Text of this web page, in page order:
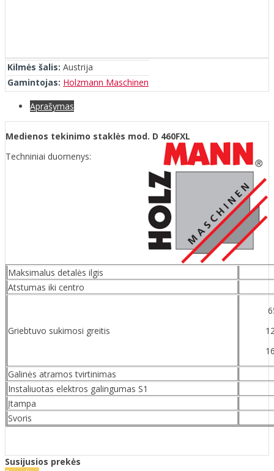
Kilmės šalis: Austrija
Gamintojas: Holzmann Maschinen
Aprašymas
Medienos tekinimo staklės mod. D 460FXL
Techniniai duomenys:
Maksimalus detalės ilgis
Atstumas iki centro
Griebtuvo sukimosi greitis
Galinės atramos tvirtinimas
Instaliuotas elektros galingumas S1
Įtampa
Svoris
Susijusios prekės